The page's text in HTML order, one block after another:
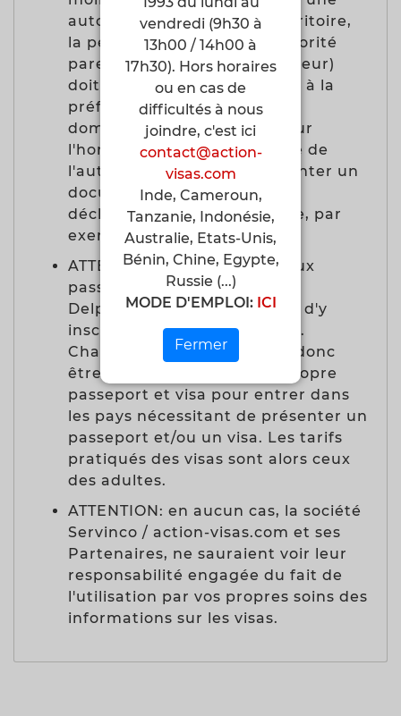
vendredi (9h30 à
13h00 / 14h00 à
17h30). Hors horaires
ou en cas de
difficultés à nous
joindre, c'est ici
contact@action-
visas.com
Inde, Cameroun,
Tanzanie, Indonésie,
Australie, Etats-Unis,
Bénin, Chine, Egypte,
Russie (...)
MODE D'EMPLOI:ICI
Fermer
autorisation de sortie de territoire,
la personne qui détient l'autorité
parentale (père, mère ou tuteur)
doit s'adresser à la mairie ou à la
préfecture dont dépend son
domicile. Elle doit certifier sur
l'honneur qu'elle est titulaire de
l'autorité parentale et présenter un
document à l'appui de sa
déclaration (décision du juge, par
exemple).
ATTENTION: tous les nouveaux
passeports français de type
Delphine ne permettent pas d'y
inscrire des enfants mineurs.
Chaque enfant mineur doit donc
être en possession de son propre
passeport et visa pour entrer dans
les pays nécessitant de présenter un
passeport et/ou un visa. Les tarifs
pratiqués des visas sont alors ceux
des adultes.
ATTENTION: en aucun cas, la société
Servinco / action-visas.com et ses
Partenaires, ne sauraient voir leur
responsabilité engagée du fait de
l'utilisation par vos propres soins des
informations sur les visas.